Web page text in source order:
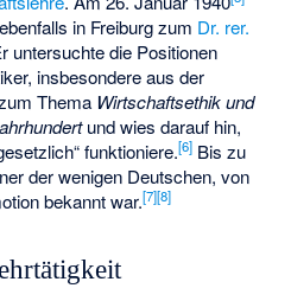
in Freiburg zum Dr. rer.
untersuchte die Positionen
insbesondere aus der
Thema Wirtschaftsethik und
und wies darauf hin,
funktioniere.[6] Bis zu
der wenigen Deutschen, von
bekannt war.[7][8]